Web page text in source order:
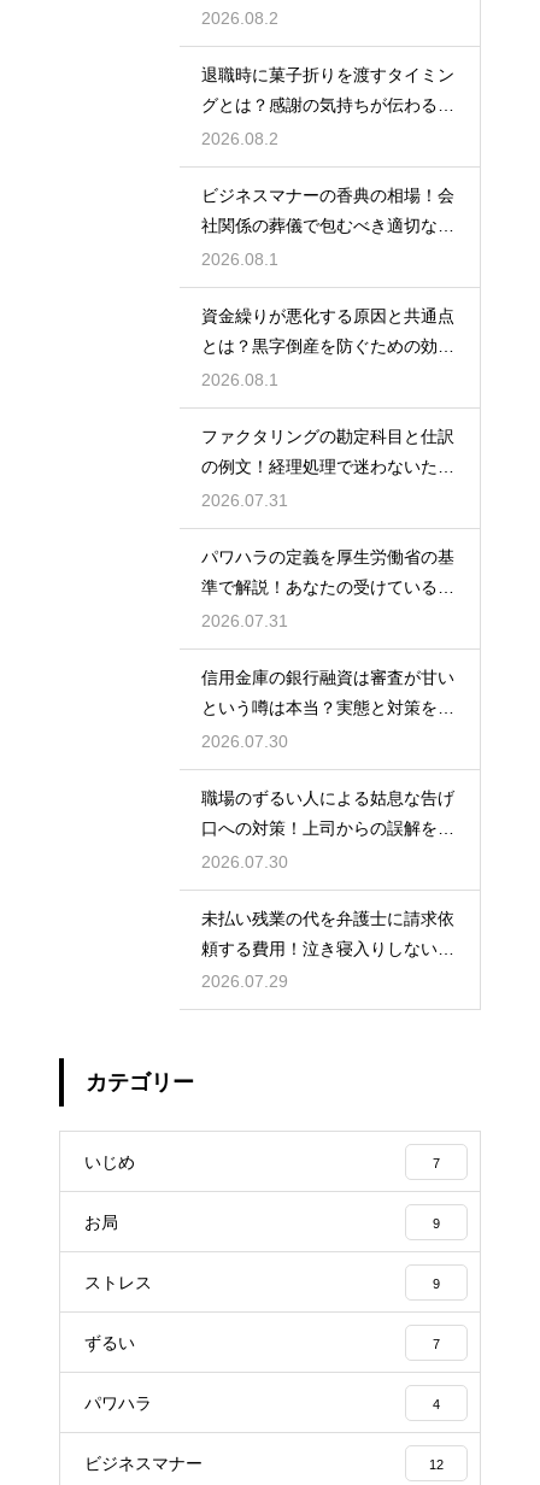
業計画
2026.08.2
退職時に菓子折りを渡すタイミン
グとは？感謝の気持ちが伝わる正
しいマナー
2026.08.2
ビジネスマナーの香典の相場！会
社関係の葬儀で包むべき適切な金
額の目安
2026.08.1
資金繰りが悪化する原因と共通点
とは？黒字倒産を防ぐための効果
的な対策
2026.08.1
ファクタリングの勘定科目と仕訳
の例文！経理処理で迷わないため
の知識
2026.07.31
パワハラの定義を厚生労働省の基
準で解説！あなたの受けている行
為は該当する？
2026.07.31
信用金庫の銀行融資は審査が甘い
という噂は本当？実態と対策を徹
底解説
2026.07.30
職場のずるい人による姑息な告げ
口への対策！上司からの誤解を解
いて自分の身の潔白を証明する手
順
2026.07.30
未払い残業の代を弁護士に請求依
頼する費用！泣き寝入りしないた
めの知識
2026.07.29
カテゴリー
いじめ 7
お局 9
ストレス 9
ずるい 7
パワハラ 4
ビジネスマナー 12